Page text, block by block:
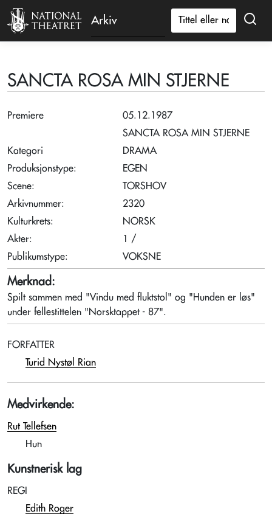
Arkiv
SANCTA ROSA MIN STJERNE
Premiere
05.12.1987
SANCTA ROSA MIN STJERNE
Kategori
DRAMA
Produksjonstype:
EGEN
Scene:
TORSHOV
Arkivnummer:
2320
Kulturkrets:
NORSK
Akter:
1 /
Publikumstype:
VOKSNE
Merknad:
Spilt sammen med "Vindu med fluktstol" og "Hunden er løs"
under fellestittelen "Norsktappet - 87".
FORFATTER
Turid Nystøl Rian
Medvirkende:
Rut Tellefsen
Hun
Kunstnerisk lag
REGI
Edith Roger